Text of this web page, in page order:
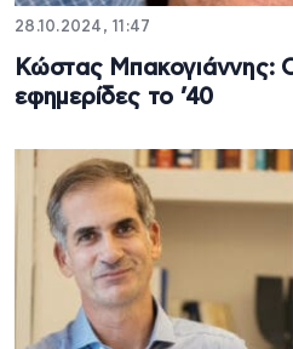
28.10.2024, 11:47
Κώστας Μπακογιάννης:
εφημερίδες το ’40